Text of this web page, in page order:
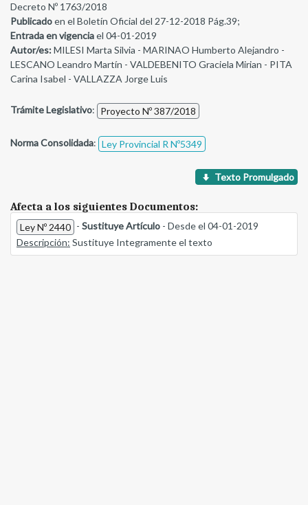
Decreto Nº 1763/2018
Publicadoen el Boletín Oficial del 27-12-2018 Pág.39;
Entrada en vigenciael 04-01-2019
Autor/es:MILESI Marta Silvia - MARINAO Humberto Alejandro -
LESCANO Leandro Martín - VALDEBENITO Graciela Mirian - PITA
Carina Isabel - VALLAZZA Jorge Luis
Trámite Legislativo: Proyecto Nº 387/2018
Norma Consolidada: Ley Provincial R Nº5349
Texto Promulgado
Afecta a los siguientes Documentos:
Ley Nº 2440 - Sustituye Artículo - Desde el 04-01-2019
Descripción: Sustituye Integramente el texto